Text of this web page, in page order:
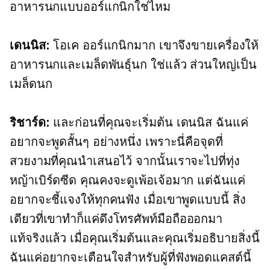
อาหารนกแบบออร์แกนิกใช่ไหม
เดนนิส: โอเค ออร์แกนิกมาก เขาจึงขายเครื่องให้
อาหารนกและเมล็ดพันธุ์นก ใช่แล้ว ส่วนใหญ่เป็น
เมล็ดนก
ริชาร์ด: และก่อนที่คุณจะเริ่มต้น เดนนิส ฉันแค่
อยากจะพูดสั้นๆ อย่างหนึ่ง เพราะนี่คือจุดที่
สวยงามที่คุณนำเสนอไว้ จากนั้นเราจะไปที่ทุ่ง
หญ้าเบิร์ดซีด คุณคงจะดูเพ้อเจ้อมาก แต่ฉันแค่
อยากจะชี้แจงให้ทุกคนฟัง เมื่อเขาพูดแบบนี้ สิ่ง
เดียวที่เขาทำก็แค่ดึงโทรศัพท์มือถือออกมา
แท้จริงแล้ว เมื่อคุณเริ่มต้นและคุณเริ่มอธิบายสิ่งนี้
ฉันแค่อยากจะเตือนใจสำหรับผู้ที่ฟังพอดแคสต์นี้